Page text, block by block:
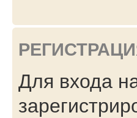
Для входа